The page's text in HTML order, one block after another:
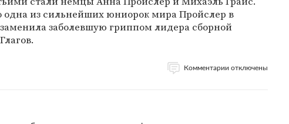
одна из сильнейших юниорок мира Пройслер в
заболевшую гриппом лидера сборной
Комментарии отключены